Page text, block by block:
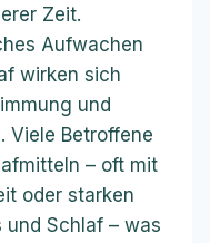
Zeit.
Aufwachen
wirken sich
und
Viele Betroffene
– oft mit
oder starken
und Schlaf – was